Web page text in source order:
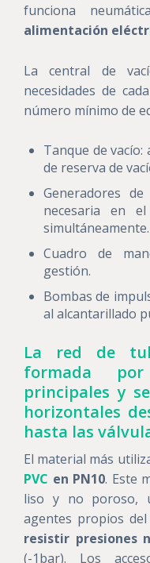
funciona
alimentación
La central de
necesidades de
número mínimo de
Tanque de
de reserva de
Generadores
necesaria en
simultáneamente.
Cuadro de
gestión.
Bombas de
al alcantarillado
La red de
formada
principales y
horizontales
hasta las
El material más
PVC en PN10. Este
liso y no poroso,
agentes propios
resistir presiones
(-1bar). Los